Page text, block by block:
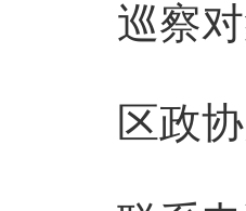
巡察对
区政协